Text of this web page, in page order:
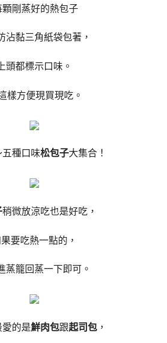
顆剛蒸好的熱包子
沾黏三角紙袋包著，
上頭都標示口味。
樣方便現買現吃。
五種口味松包子大集合！
稍微放涼吃也是好吃，
要吃熱一點的，
蒸籠回蒸一下即可。
的是鮮肉包跟起司包 ，